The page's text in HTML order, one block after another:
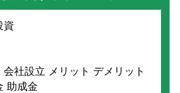
資
社設立 メリット デメリット
助成金